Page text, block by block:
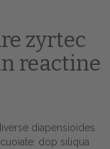
zyrtec
reactine
diapensioides
dop siliqua